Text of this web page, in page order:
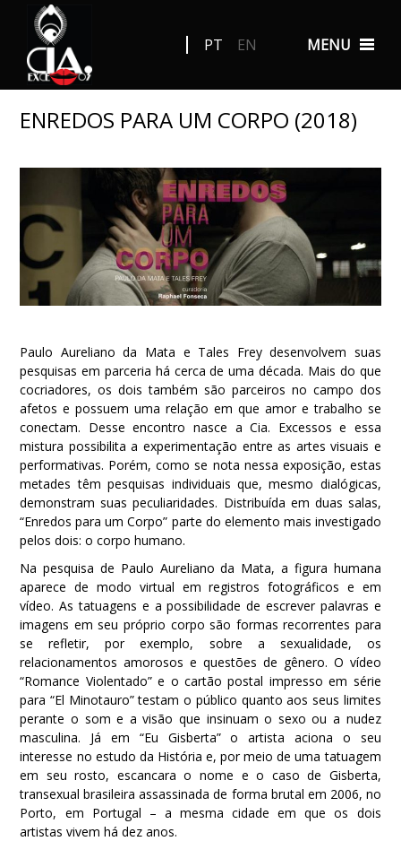
MENU
PT EN
ENREDOS PARA UM CORPO (2018)
Paulo Aureliano da Mata e Tales Frey desenvolvem suas
pesquisas em parceria há cerca de uma década. Mais do que
cocriadores, os dois também são parceiros no campo dos
afetos e possuem uma relação em que amor e trabalho se
conectam. Desse encontro nasce a Cia. Excessos e essa
mistura possibilita a experimentação entre as artes visuais e
performativas. Porém, como se nota nessa exposição, estas
metades têm pesquisas individuais que, mesmo dialógicas,
demonstram suas peculiaridades. Distribuída em duas salas,
“Enredos para um Corpo” parte do elemento mais investigado
pelos dois: o corpo humano.
Na pesquisa de Paulo Aureliano da Mata, a figura humana
aparece de modo virtual em registros fotográficos e em
vídeo. As tatuagens e a possibilidade de escrever palavras e
imagens em seu próprio corpo são formas recorrentes para
se refletir, por exemplo, sobre a sexualidade, os
relacionamentos amorosos e questões de gênero. O vídeo
“Romance Violentado” e o cartão postal impresso em série
para “El Minotauro” testam o público quanto aos seus limites
perante o som e a visão que insinuam o sexo ou a nudez
masculina. Já em “Eu Gisberta” o artista aciona o seu
interesse no estudo da História e, por meio de uma tatuagem
em seu rosto, escancara o nome e o caso de Gisberta,
transexual brasileira assassinada de forma brutal em 2006, no
Porto, em Portugal – a mesma cidade em que os dois
artistas vivem há dez anos.